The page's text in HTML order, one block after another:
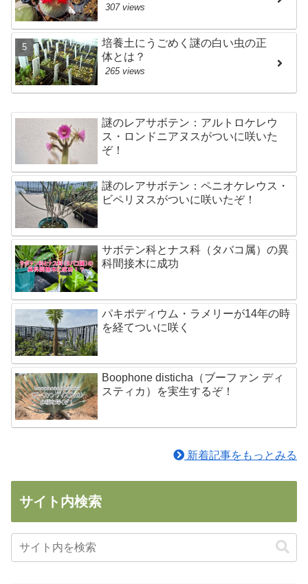
307 views
培養土にうごめく謎の白い虫の正
体とは？
265 views
謎のレアサボテン：アルトロケレウ
ス・ロンドニアヌスがついに咲いた
ぞ！
謎のレアサボテン：ペニオケレウス・
ビペリヌスがついに咲いたぞ！
サボテン科とナス科（タバコ属）の異
科間接木に成功
パキポディウム・ラメリーが14年の時
を経てついに咲く
Boophone disticha（ブーファン ディ
スティカ）を実生するぞ！
新着記事をもっとみる
サイト内検索